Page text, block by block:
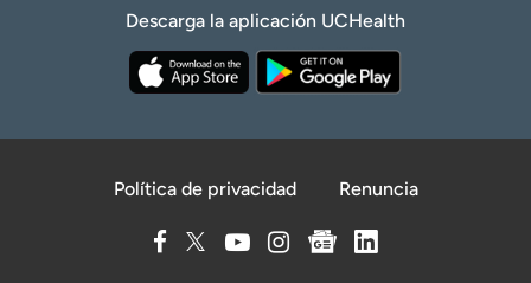
Descarga la aplicación UCHealth
Política de privacidad Renuncia